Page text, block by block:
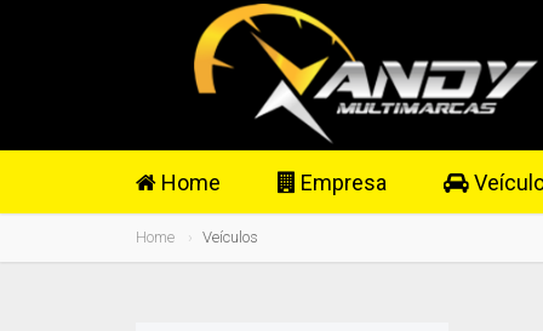
Home Empresa
Home Veículos